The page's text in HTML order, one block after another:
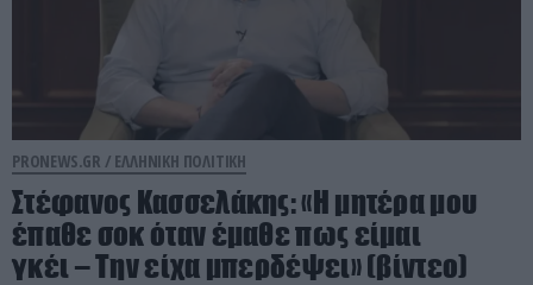
PRONEWS.GR / ΕΛΛΗΝΙΚΗ ΠΟΛΙΤΙΚΗ
Στέφανος Κασσελάκης: «Η μητέρα μου
έπαθε σοκ όταν έμαθε πως είμαι
γκέι – Την είχα μπερδέψει» (βίντεο)